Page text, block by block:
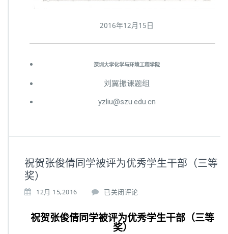
2016年12月15日
深圳大学化学与环境工程学院
刘翼振课题组
yzliu@szu.edu.cn
祝贺张俊倩同学被评为优秀学生干部（三等
奖）
12月 15,2016 已关闭评论
祝贺张俊倩同学被评为优秀学生干部（三等
奖）